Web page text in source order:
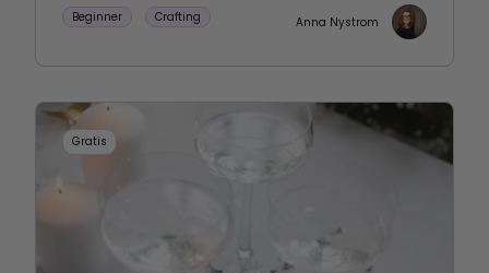
Beginner Crafting Anna Nystrom
Gratis